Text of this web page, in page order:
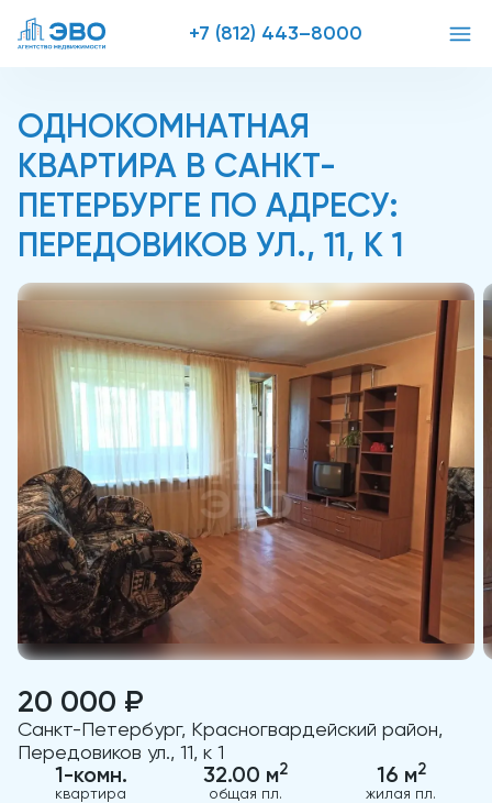
+7 (812) 443–8000
ОДНОКОМНАТНАЯ
КВАРТИРА В САНКТ-
ПЕТЕРБУРГЕ ПО АДРЕСУ:
ПЕРЕДОВИКОВ УЛ., 11, К 1
20 000 ₽
Санкт-Петербург, Красногвардейский район,
Передовиков ул., 11, к 1
1-комн.
квартира
32.00 м2
общая пл.
16 м2
жилая пл.